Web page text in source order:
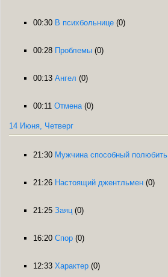
00:30 В психбольнице (0)
00:28 Проблемы (0)
00:13 Ангел (0)
00:11 Отмена (0)
14 Июня, Четверг
21:30 Мужчина способный полюбить
21:26 Настоящий джентльмен (0)
21:25 Заяц (0)
16:20 Спор (0)
12:33 Характер (0)